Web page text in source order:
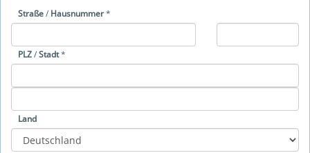
Straße/ Hausnummer*
PLZ/Stadt*
Land